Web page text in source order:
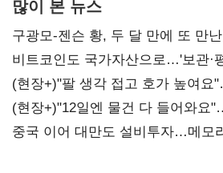
많이 본 뉴스
구광모-젠슨 황, 두 달 만에 또 만
비트코인도 국가자산으로…'보관·
숙제
(현장+)"팔 생각 접고 호가 높여
20억 키맞추기
(현장+)"12일엔 물건 다 들어와요
연 홈플러스
중국 이어 대만도 설비투자…메모